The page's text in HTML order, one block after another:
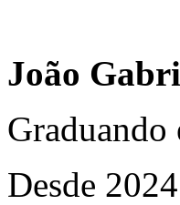
João
Desde